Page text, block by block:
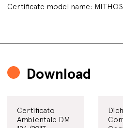
Certificate model name:
Download
Certificato
Ambientale DM